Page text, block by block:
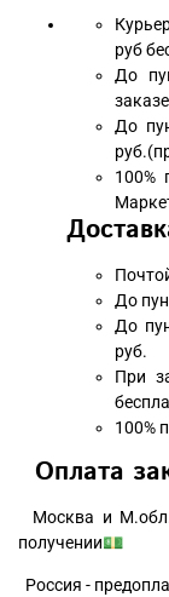
руб
До
До
100%
До
До
руб.
При
100%
Оплата
Москва и
получении💵
Россия -